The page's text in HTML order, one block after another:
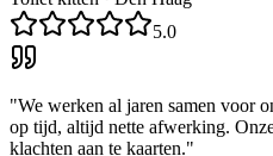
5.0
"We werken al jaren samen voor
op tijd, altijd nette afwerking.
klachten aan te kaarten."